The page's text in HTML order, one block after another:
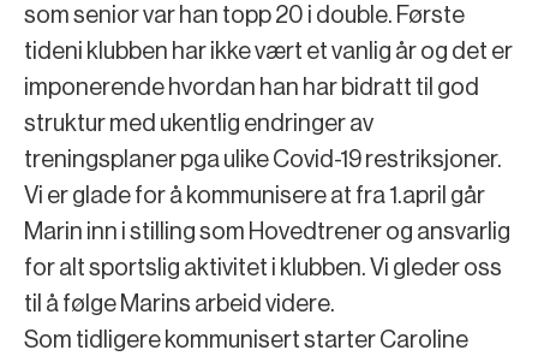
som senior var han topp 20 i double. Første
tideni klubben har ikke vært et vanlig år og det er
imponerende hvordan han har bidratt til god
struktur med ukentlig endringer av
treningsplaner pga ulike Covid-19 restriksjoner.
Vi er glade for å kommunisere at fra 1.april går
Marin inn i stilling som Hovedtrener og ansvarlig
for alt sportslig aktivitet i klubben. Vi gleder oss
til å følge Marins arbeid videre.
Som tidligere kommunisert starter Caroline